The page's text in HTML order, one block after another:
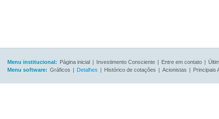
Menu institucional: Página inicial | Investimento Consciente | Entre em contato |
Menu software: Gráficos | Detalhes | Histórico de cotações | Acionistas | Principais